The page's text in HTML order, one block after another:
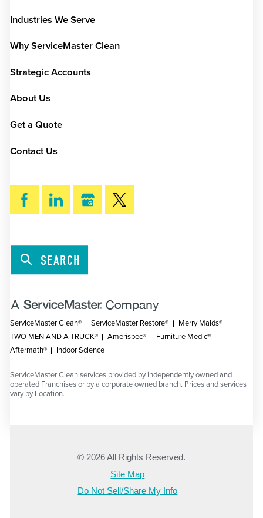
Industries We Serve
Why ServiceMaster Clean
Strategic Accounts
About Us
Get a Quote
Contact Us
SEARCH
ServiceMaster Clean® ServiceMaster Restore®
Merry Maids®
TWO MEN AND A TRUCK®
Amerispec®
Furniture Medic®
Aftermath®
Indoor Science
ServiceMaster Clean services provided by independently owned and
operated Franchises or by a corporate owned branch. Prices and services
vary by Location.
© 2026 All Rights Reserved.
Site Map
Do Not Sell/Share My Info